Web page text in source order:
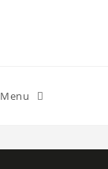
Menu